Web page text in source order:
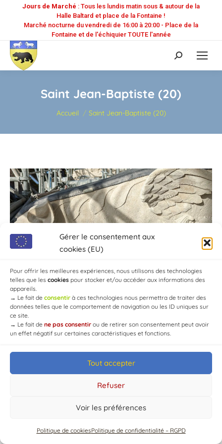
Gérer le consentement aux
cookies (EU)
Pour offrir les meilleures expériences, nous utilisons des technologies
telles que les cookies pour stocker et/ou accéder aux informations des
appareils.
→ Le fait de consentir à ces technologies nous permettra de traiter des
données telles que le comportement de navigation ou les ID uniques sur
ce site.
→ Le fait de ne pas consentir ou de retirer son consentement peut avoir
un effet négatif sur certaines caractéristiques et fonctions.
Tout accepter
Refuser
Voir les préférences
Politique de cookiesPolitique de confidentialité – RGPD
Jours de Marché : Tous les lundis matin sous & autour de la
Halle Baltard et place de la Fontaine !
Marché nocturne du vendredi de 16:00 à 20:00 - Place de la
Fontaine et de l'échiquier TOUTE l'année
Recherche
:
Saint Jean-Baptiste (20)
Vous êtes ici :
Accueil Saint Jean-Baptiste (20)
© Mairie de Chaource [2004-2024] | Tous droits réservés.